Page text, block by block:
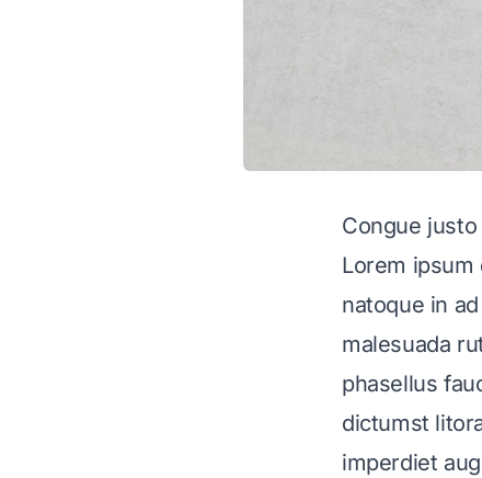
Congue
Lorem ipsum
natoque in
malesuada
phasellus
dictumst
imperdiet